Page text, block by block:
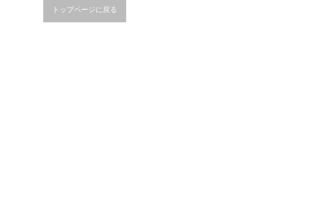
トップページに戻る